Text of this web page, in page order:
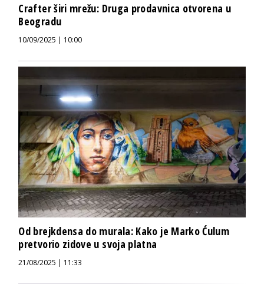
Crafter širi mrežu: Druga prodavnica otvorena u
Beogradu
10/09/2025 | 10:00
Od brejkdensa do murala: Kako je Marko Ćulum
pretvorio zidove u svoja platna
21/08/2025 | 11:33